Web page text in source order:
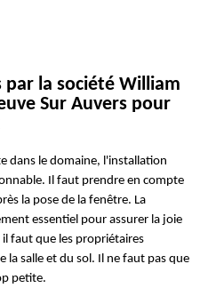
par la société William
Sur Auvers pour
dans le domaine, l'installation
Il faut prendre en compte
la pose de la fenêtre. La
essentiel pour assurer la joie
il faut que les propriétaires
la salle et du sol. Il ne faut pas que
petite.